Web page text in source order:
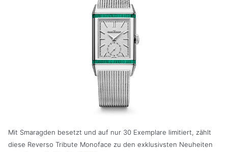
Mit Smaragden besetzt und auf nur 30 Exemplare limitiert, zählt
diese Reverso Tribute Monoface zu den exklusivsten Neuheiten